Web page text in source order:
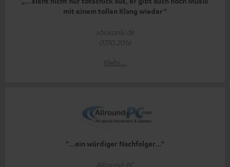
mit einem tollen Klang wieder“
xboxonly.de
07.10.2016
Mehr...
"...ein würdiger Nachfolger..."
Allround-PC